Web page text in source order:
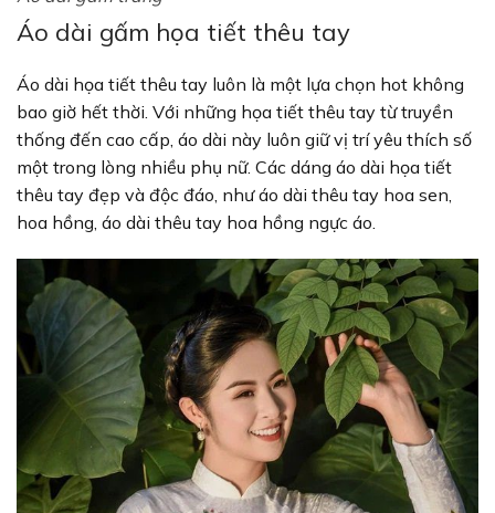
Áo dài gấm họa tiết thêu tay
Áo dài họa tiết thêu tay luôn là một lựa chọn hot không
bao giờ hết thời. Với những họa tiết thêu tay từ truyền
thống đến cao cấp, áo dài này luôn giữ vị trí yêu thích số
một trong lòng nhiều phụ nữ. Các dáng áo dài họa tiết
thêu tay đẹp và độc đáo, như áo dài thêu tay hoa sen,
hoa hồng, áo dài thêu tay hoa hồng ngực áo.